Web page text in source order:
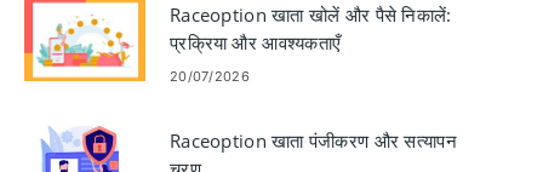
Raceoption खाता खोलें और पैसे निकालें:
प्रक्रिया और आवश्यकताएँ
20/07/2026
Raceoption खाता पंजीकरण और सत्यापन